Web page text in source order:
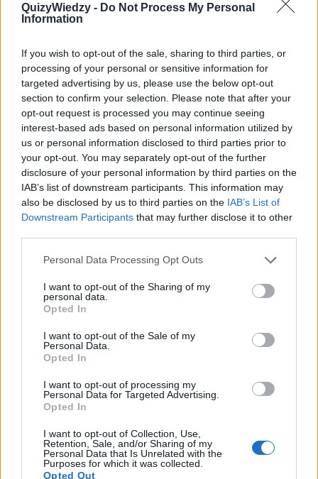
QuizyWiedzy - Do Not Process My Personal
Information
If you wish to opt-out of the sale, sharing to third parties, or
processing of your personal or sensitive information for
targeted advertising by us, please use the below opt-out
section to confirm your selection. Please note that after your
opt-out request is processed you may continue seeing
interest-based ads based on personal information utilized by
us or personal information disclosed to third parties prior to
your opt-out. You may separately opt-out of the further
disclosure of your personal information by third parties on the
IAB’s list of downstream participants. This information may
also be disclosed by us to third parties on the IAB’s List of
Downstream Participants that may further disclose it to other
Personal Data Processing Opt Outs
I want to opt-out of the Sharing of my
personal data.
Opted In
I want to opt-out of the Sale of my
Personal Data.
Opted In
I want to opt-out of processing my
Personal Data for Targeted Advertising.
Opted In
I want to opt-out of Collection, Use,
Retention, Sale, and/or Sharing of my
Personal Data that Is Unrelated with the
Purposes for which it was collected.
Opted Out
ż
9
moździe_
rz
10
_aden
rz